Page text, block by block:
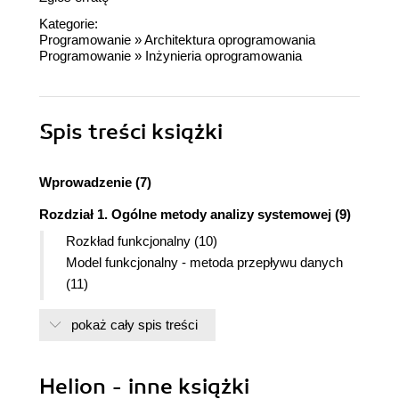
Podsumowując. Zadania nudne i monotematyczne
(firma, finanse, zatrudnienie...). Początkujący
Przykłady i zadania nie do końca trafione. Ze
względu na zalety, a raczej za myśl - ocena
b.dobra. Prawdopodobnie się jej pozbędę i
Kategorie:
Programowanie »Architektura oprogramowania
Programowanie » Inżynieria oprogramowania
Spis treści książki
Wprowadzenie (7)
Rozdział 1. Ogólne metody analizy systemowej (9)
Rozkład funkcjonalny (10)
Model funkcjonalny - metoda przepływu danych
(11)
Podejście obiektowe (12)
strukturalnej (13)
pokaż cały spis treści
Helion - inne książki